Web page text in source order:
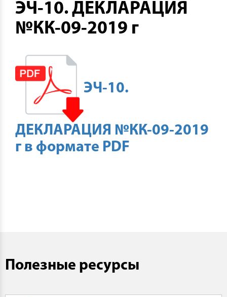
ЭЧ-10. ДЕКЛАРАЦИЯ
№КК-09-2019 г
ЭЧ-10.
ДЕКЛАРАЦИЯ №КК-09-2019
г в формате PDF
Полезные ресурсы